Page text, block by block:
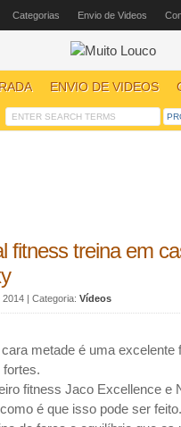
Categorias Envio de Videos
ENVIO DE VIDEOS
fitness treina em
2014 | Categoria: Vídeos
metade é uma excelente
fortes.
fitness Jaco Excellence e
é que isso pode ser